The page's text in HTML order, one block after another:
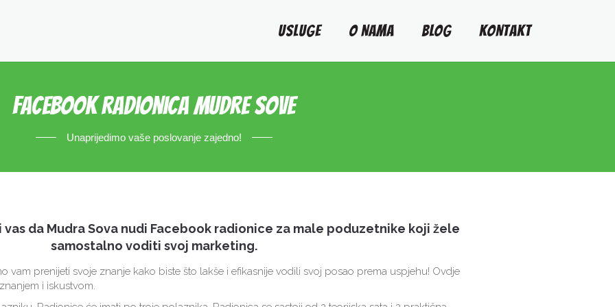
USLUGE O NAMA BLOG KONTAKT
Facebook Radionica Mudre Sove
Unaprijedimo vaše poslovanje zajedno!
da Mudra Sova nudi Facebook radionice za male poduzetnike koji žele
samostalno voditi svoj marketing.
vam prenijeti svoje znanje kako biste što lakše i efikasnije vodili svoj posao prema uspjehu! Ovdje
i iskustvom.